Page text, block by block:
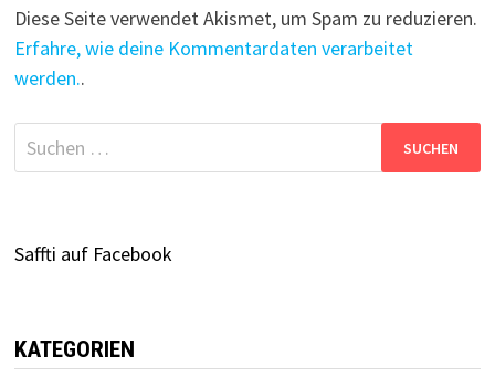
Diese Seite verwendet Akismet, um Spam zu reduzieren.
Erfahre, wie deine Kommentardaten verarbeitet
werden..
Suchen
nach:
Saffti auf Facebook
KATEGORIEN